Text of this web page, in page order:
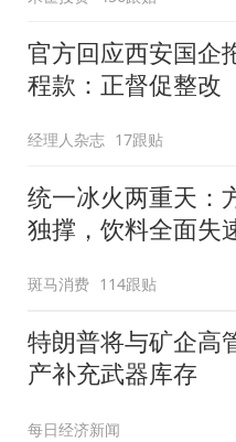
官方回应西安国企
程款：正督促整改
经理人杂志 17跟贴
统一冰火两重天：
独撑，饮料全面失
斑马消费 114跟贴
特朗普将与矿企高
产补充武器库存
每日经济新闻